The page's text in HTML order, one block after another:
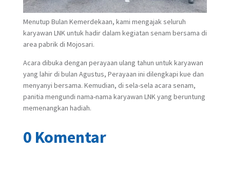
Menutup Bulan Kemerdekaan, kami mengajak seluruh
karyawan LNK untuk hadir dalam kegiatan senam bersama di
area pabrik di Mojosari.
Acara dibuka dengan perayaan ulang tahun untuk karyawan
yang lahir di bulan Agustus, Perayaan ini dilengkapi kue dan
menyanyi bersama. Kemudian, di sela-sela acara senam,
panitia mengundi nama-nama karyawan LNK yang beruntung
memenangkan hadiah.
0 Komentar